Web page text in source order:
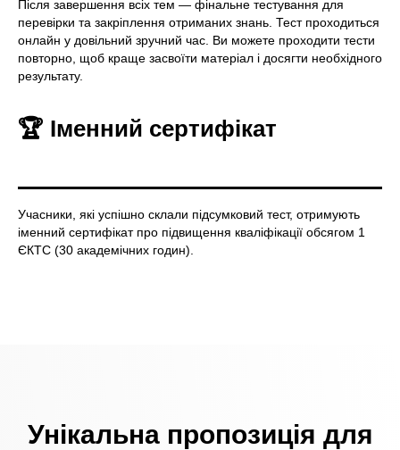
Після завершення всіх тем — фінальне тестування для
перевірки та закріплення отриманих знань. Тест проходиться
онлайн у довільний зручний час. Ви можете проходити тести
повторно, щоб краще засвоїти матеріал і досягти необхідного
результату.
🏆 Іменний сертифікат
Учасники, які успішно склали підсумковий тест, отримують
іменний сертифікат про підвищення кваліфікації обсягом 1
ЄКТС (30 академічних годин).
Унікальна пропозиція для